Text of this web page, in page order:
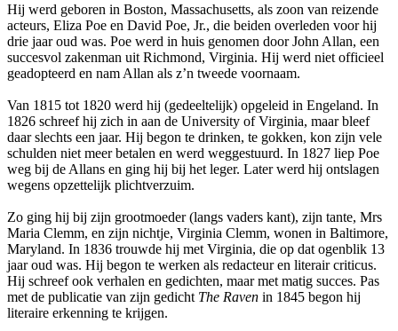
Hij werd geboren in Boston, Massachusetts, als zoon van reizende
acteurs, Eliza Poe en David Poe, Jr., die beiden overleden voor hij
drie jaar oud was. Poe werd in huis genomen door John Allan, een
succesvol zakenman uit Richmond, Virginia. Hij werd niet officieel
geadopteerd en nam Allan als z’n tweede voornaam.
Van 1815 tot 1820 werd hij (gedeeltelijk) opgeleid in Engeland. In
1826 schreef hij zich in aan de University of Virginia, maar bleef
daar slechts een jaar. Hij begon te drinken, te gokken, kon zijn vele
schulden niet meer betalen en werd weggestuurd. In 1827 liep Poe
weg bij de Allans en ging hij bij het leger. Later werd hij ontslagen
wegens opzettelijk plichtverzuim.
Zo ging hij bij zijn grootmoeder (langs vaders kant), zijn tante, Mrs
Maria Clemm, en zijn nichtje, Virginia Clemm, wonen in Baltimore,
Maryland. In 1836 trouwde hij met Virginia, die op dat ogenblik 13
jaar oud was. Hij begon te werken als redacteur en literair criticus.
Hij schreef ook verhalen en gedichten, maar met matig succes. Pas
met de publicatie van zijn gedicht The Raven in 1845 begon hij
literaire erkenning te krijgen.